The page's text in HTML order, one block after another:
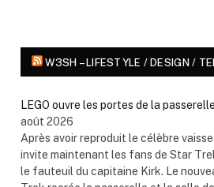
W3SH – LIFESTYLE / DESIGN /
LEGO ouvre les portes de la
août 2026
Après avoir reproduit le célèbre
invite maintenant les fans de Star
le fauteuil du capitaine Kirk. Le